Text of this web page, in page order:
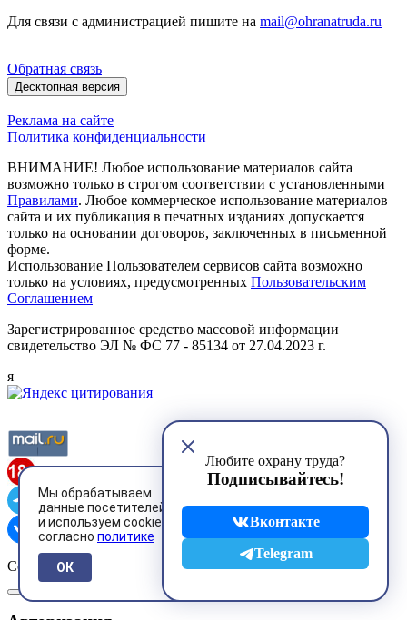
Мы обрабатываем
данные посетителей
и используем cookies
согласно политике
ОК
Любите охрану труда?
Подписывайтесь!
Вконтакте
Telegram
Для связи с администрацией пишите на mail@ohranatruda.ru
Обратная связь
Десктопная версия
Реклама на сайте
Политика конфиденциальности
ВНИМАНИЕ! Любое использование материалов сайта
возможно только в строгом соответствии с установленными
Правилами. Любое коммерческое использование материалов
сайта и их публикация в печатных изданиях допускается
только на основании договоров, заключенных в письменной
форме.
Использование Пользователем сервисов сайта возможно
только на условиях, предусмотренных Пользовательским
Соглашением
Зарегистрированное средство массовой информации
свидетельство ЭЛ № ФС 77 - 85134 от 27.04.2023 г.
я
Copyright © 2001-2026, www.ohranatruda.ru